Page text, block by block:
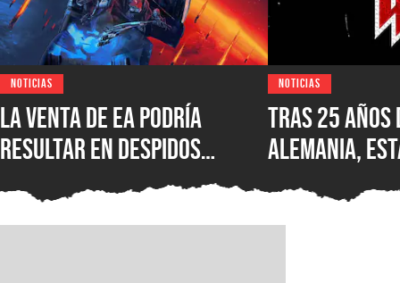
NOTICIAS
La venta de EA podría
resultar en despidos
masivos y la venta de
estudios como BioWare,
NOTICIAS
Tras 25 años
Alemania,
disponible